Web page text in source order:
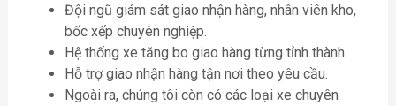
Đội ngũ giám sát giao nhận hàng, nhân viên kho,
bốc xếp chuyên nghiệp.
Hệ thống xe tăng bo giao hàng từng tỉnh thành.
Hỗ trợ giao nhận hàng tận nơi theo yêu cầu.
Ngoài ra, chúng tôi còn có các loại xe chuyên